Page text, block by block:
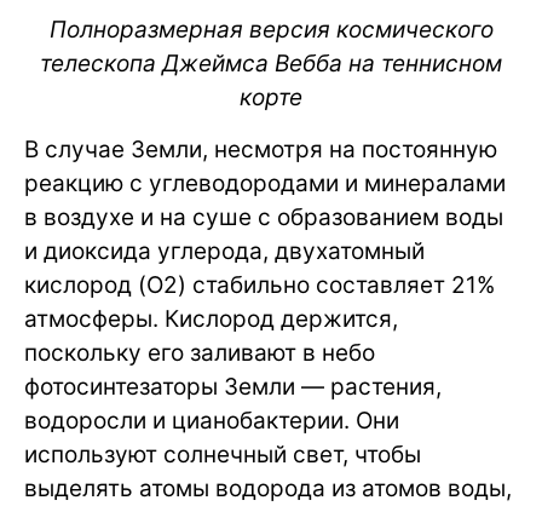
Полноразмерная версия космического
телескопа Джеймса Вебба на теннисном
корте
В случае Земли, несмотря на постоянную
реакцию с углеводородами и минералами
в воздухе и на суше с образованием воды
и диоксида углерода, двухатомный
кислород (O2) стабильно составляет 21%
атмосферы. Кислород держится,
поскольку его заливают в небо
фотосинтезаторы Земли — растения,
водоросли и цианобактерии. Они
используют солнечный свет, чтобы
выделять атомы водорода из атомов воды,